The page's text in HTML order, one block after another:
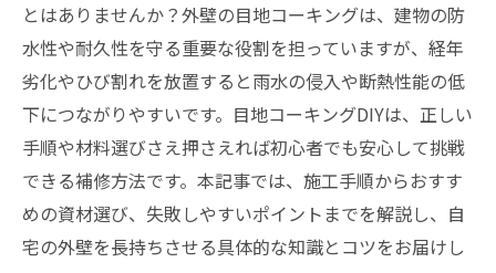
とはありませんか？外壁の目地コーキングは、建物の防
水性や耐久性を守る重要な役割を担っていますが、経年
劣化やひび割れを放置すると雨水の侵入や断熱性能の低
下につながりやすいです。目地コーキングDIYは、正しい
手順や材料選びさえ押さえれば初心者でも安心して挑戦
できる補修方法です。本記事では、施工手順からおすす
めの資材選び、失敗しやすいポイントまでを解説し、自
宅の外壁を長持ちさせる具体的な知識とコツをお届けし